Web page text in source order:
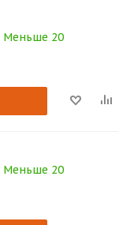
Меньше 20
Меньше 20